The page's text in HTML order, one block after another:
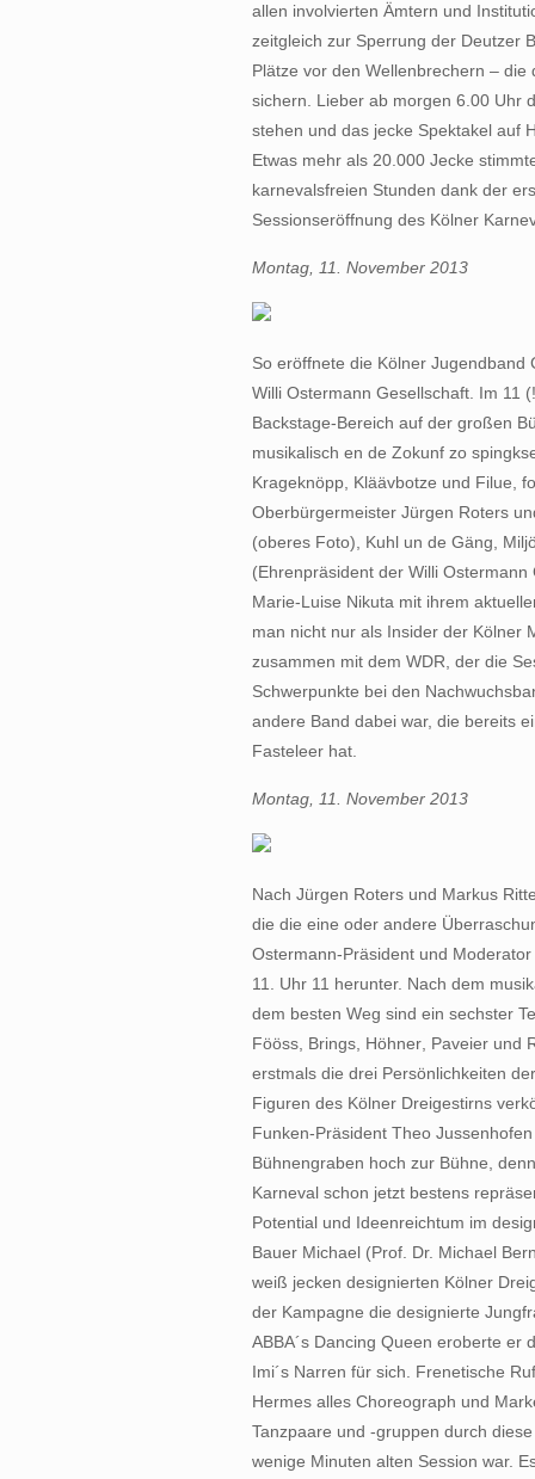
allen involvierten Ämtern und
zeitgleich zur Sperrung der Deutzer
Plätze vor den Wellenbrechern –
sichern. Lieber ab morgen 6.00 Uhr
stehen und das jecke Spektakel auf
Etwas mehr als 20.000 Jecke
karnevalsfreien Stunden dank der
Sessionseröffnung des Kölner
Montag, 11. November 2013
So eröffnete die Kölner Jugendband
Willi Ostermann Gesellschaft. Im 11
Backstage-Bereich auf der großen
musikalisch en de Zokunf zo
Krageknöpp, Kläävbotze und
Oberbürgermeister Jürgen Roters
(oberes Foto), Kuhl un de Gäng,
(Ehrenpräsident der Willi Ostermann
Marie-Luise Nikuta mit ihrem
man nicht nur als Insider der Kölner
zusammen mit dem WDR, der die
Schwerpunkte bei den
andere Band dabei war, die bereits
Fasteleer hat.
Montag, 11. November 2013
Nach Jürgen Roters und Markus
die die eine oder andere
Ostermann-Präsident und
11. Uhr 11 herunter. Nach dem
dem besten Weg sind ein sechster
Fööss, Brings, Höhner, Paveier
erstmals die drei Persönlichkeiten
Figuren des Kölner Dreigestirns
Funken-Präsident Theo
Bühnengraben hoch zur Bühne,
Karneval schon jetzt bestens
Potential und Ideenreichtum im
Bauer Michael (Prof. Dr. Michael
weiß jecken designierten Kölner
der Kampagne die designierte
ABBA´s Dancing Queen eroberte
Imi´s Narren für sich. Frenetische
Hermes alles Choreograph und
Tanzpaare und -gruppen durch
wenige Minuten alten Session war.